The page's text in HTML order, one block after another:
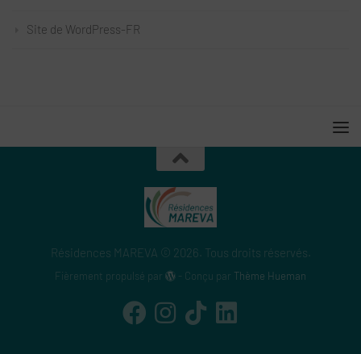
Site de WordPress-FR
Résidences MAREVA © 2026. Tous droits réservés.
Fièrement propulsé par - Conçu par Thème Hueman